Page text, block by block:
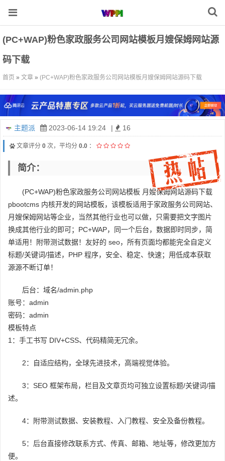
(PC+WAP)粉色家政服务公司网站模板月嫂保姆网站源
码下载
首页 » 文章 » (PC+WAP)粉色家政服务公司网站模板月嫂保姆网站源码下载
主题派 2023-06-14 19:24 | 16
文章评分 0 次，平均分 0.0 ：
简介：
(PC+WAP)粉色家政服务公司网站模板 月嫂保姆网站源码下载
pbootcms 内核开发的网站模板，该模板适用于家政服务公司网站、
月嫂保姆网站等企业，当然其他行业也可以做，只需要把文字图片
换成其他行业的即可；PC+WAP，同一个后台，数据即时同步，简
单适用！附带测试数据！友好的 seo，所有页面均都能完全自定义
标题/关键词/描述，PHP 程序，安全、稳定、快速；用低成本获取
源源不断订单！
后台：域名/admin.php
账号：admin
密码：admin
模板特点
1：手工书写 DIV+CSS、代码精简无冗余。
2：自适应结构，全球先进技术，高端视觉体验。
3：SEO 框架布局，栏目及文章页均可独立设置标题/关键词/描
述。
4：附带测试数据、安装教程、入门教程、安全及备份教程。
5：后台直接修改联系方式、传真、邮箱、地址等，修改更加方
便。